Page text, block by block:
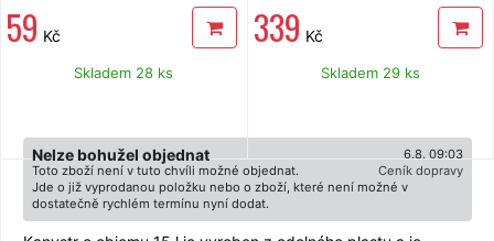
59 Kč
Skladem 28 ks
339 Kč
Skladem 29 ks
6.8. 09:03
Nelze bohužel objednat
Ceník dopravy
Toto zboží není v tuto chvíli možné objednat.
Jde o již vyprodanou položku nebo o zboží, které není možné v
dostatečně rychlém termínu nyní dodat.